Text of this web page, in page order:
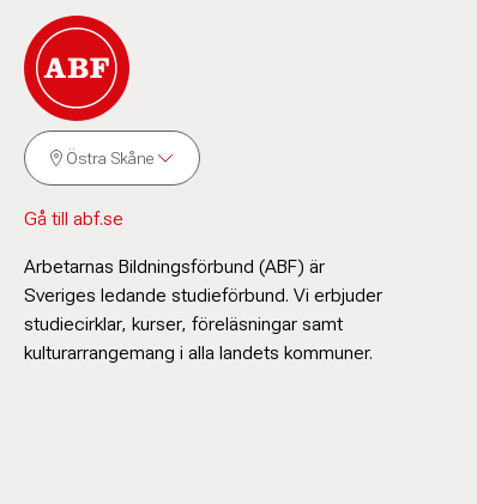
Östra Skåne
Gå till abf.se
Arbetarnas Bildningsförbund (ABF) är
Sveriges ledande studieförbund. Vi erbjuder
studiecirklar, kurser, föreläsningar samt
kulturarrangemang i alla landets kommuner.